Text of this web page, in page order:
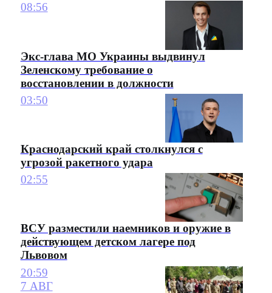
08:56
Экс-глава МО Украины выдвинул
Зеленскому требование о
восстановлении в должности
03:50
Краснодарский край столкнулся с
угрозой ракетного удара
02:55
ВСУ разместили наемников и оружие в
действующем детском лагере под
Львовом
20:59
7 АВГ